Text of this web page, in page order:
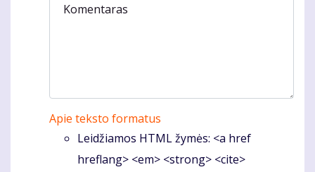
Komentaras
Apie teksto formatus
Leidžiamos HTML žymės: <a href
hreflang> <em> <strong> <cite>